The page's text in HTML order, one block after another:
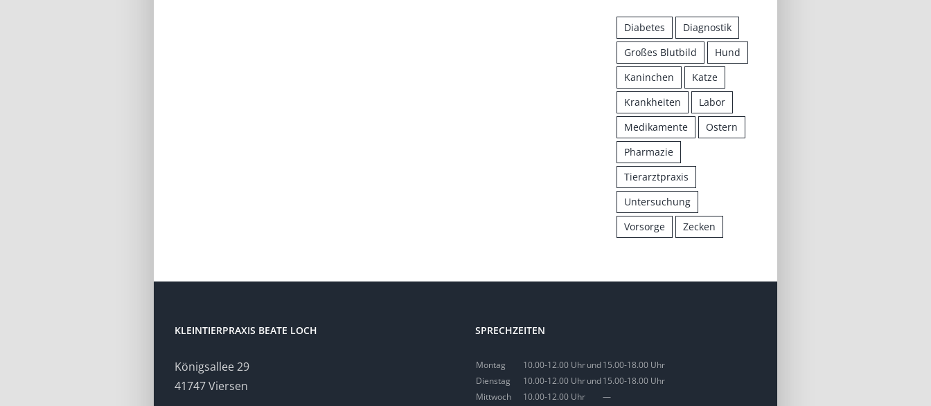
Diabetes
Diagnostik
Großes Blutbild
Hund
Kaninchen
Katze
Krankheiten
Labor
Medikamente
Ostern
Pharmazie
Tierarztpraxis
Untersuchung
Vorsorge
Zecken
KLEINTIERPRAXIS BEATE LOCH
Königsallee 29
41747 Viersen
SPRECHZEITEN
Montag 10.00-12.00 Uhrund15.00-18.00 Uhr
Dienstag
10.00-12.00 Uhrund15.00-18.00 Uhr
Mittwoch
10.00-12.00 Uhr —